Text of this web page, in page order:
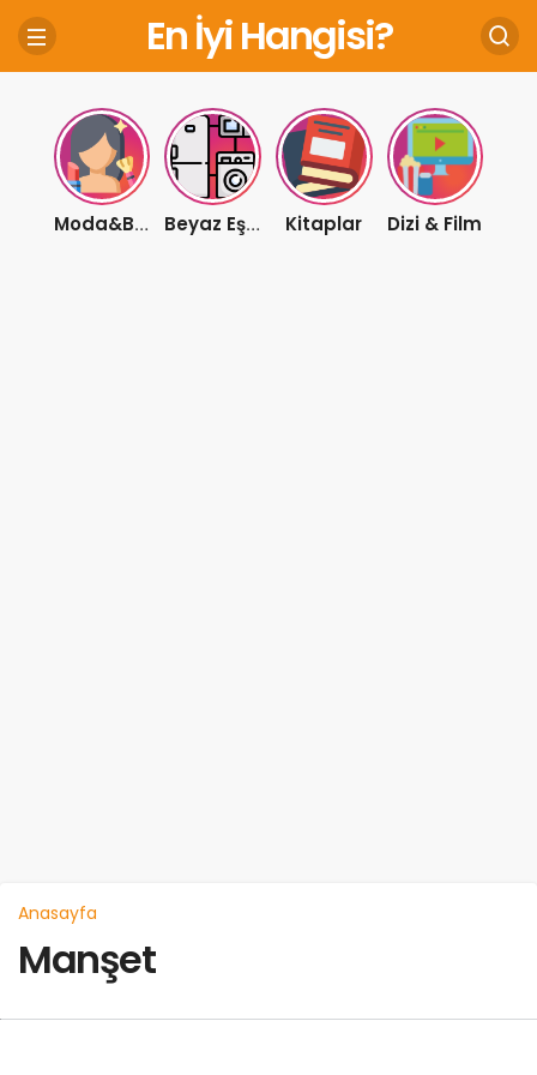
En İyi Hangisi?
Moda&Bakım Beyaz Eşya Kitaplar Dizi & Film
Anasayfa
Manşet